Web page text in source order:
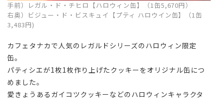
手前）レガル・ド・チヒロ【ハロウィン缶】（1缶5,670円）
右奥）ビジュー・ド・ビスキュイ【プティ ハロウイン缶】（1缶
3,483円)
カフェタナカで人気のレガルドシリーズのハロウィン限定
缶。
パティシエが1枚1枚作り上げたクッキーをオリジナル缶につ
めました。
愛きょうあるガイコツクッキーなどのハロウィンキャラクタ